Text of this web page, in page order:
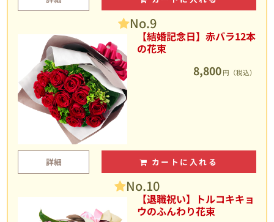
No.9
【結婚記念日】赤バラ12本
の花束
8,800 円（税込）
詳細 カートに入れる
No.10
【退職祝い】トルコキキョ
ウのふんわり花束